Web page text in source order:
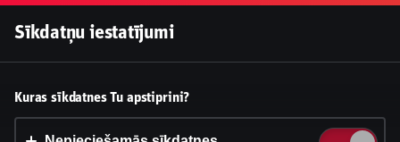
Vai pieņemt sīkdatnes?
Šī vietne izmanto 3 dažādu veidu sīkdatnes: obligāti
Sīkdatņu iestatījumi
Kuras sīkdatnes Tu apstiprini?